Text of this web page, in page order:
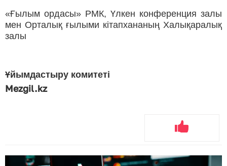
«Ғылым ордасы» РМК, Үлкен конференция залы
мен Орталық ғылыми кітапхананың Халықаралық
залы
Ұйымдастыру комитеті
Mezgil.kz